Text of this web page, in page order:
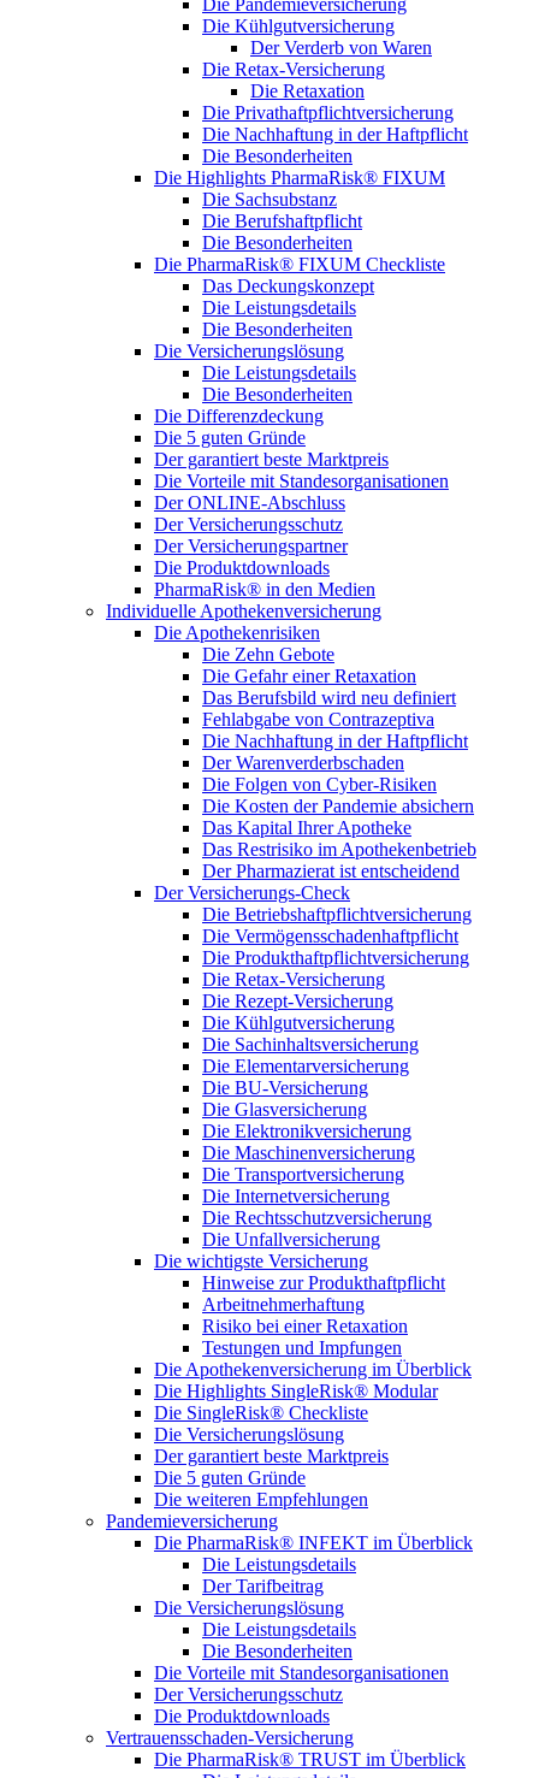
Die Pandemieversicherung
Die Kühlgutversicherung
Der Verderb von Waren
Die Retax-Versicherung
Die Retaxation
Die Privathaftpflichtversicherung
Die Nachhaftung in der Haftpflicht
Die Besonderheiten
Die Highlights PharmaRisk® FIXUM
Die Sachsubstanz
Die Berufshaftpflicht
Die Besonderheiten
Die PharmaRisk® FIXUM Checkliste
Das Deckungskonzept
Die Leistungsdetails
Die Besonderheiten
Die Versicherungslösung
Die Leistungsdetails
Die Besonderheiten
Die Differenzdeckung
Die 5 guten Gründe
Der garantiert beste Marktpreis
Die Vorteile mit Standesorganisationen
Der ONLINE-Abschluss
Der Versicherungsschutz
Der Versicherungspartner
Die Produktdownloads
PharmaRisk® in den Medien
Individuelle Apothekenversicherung
Die Apothekenrisiken
Die Zehn Gebote
Die Gefahr einer Retaxation
Das Berufsbild wird neu definiert
Fehlabgabe von Contrazeptiva
Die Nachhaftung in der Haftpflicht
Der Warenverderbschaden
Die Folgen von Cyber-Risiken
Die Kosten der Pandemie absichern
Das Kapital Ihrer Apotheke
Das Restrisiko im Apothekenbetrieb
Der Pharmazierat ist entscheidend
Der Versicherungs-Check
Die Betriebshaftpflichtversicherung
Die Vermögensschadenhaftpflicht
Die Produkthaftpflichtversicherung
Die Retax-Versicherung
Die Rezept-Versicherung
Die Kühlgutversicherung
Die Sachinhaltsversicherung
Die Elementarversicherung
Die BU-Versicherung
Die Glasversicherung
Die Elektronikversicherung
Die Maschinenversicherung
Die Transportversicherung
Die Internetversicherung
Die Rechtsschutzversicherung
Die Unfallversicherung
Die wichtigste Versicherung
Hinweise zur Produkthaftpflicht
Arbeitnehmerhaftung
Risiko bei einer Retaxation
Testungen und Impfungen
Die Apothekenversicherung im Überblick
Die Highlights SingleRisk® Modular
Die SingleRisk® Checkliste
Die Versicherungslösung
Der garantiert beste Marktpreis
Die 5 guten Gründe
Die weiteren Empfehlungen
Pandemieversicherung
Die PharmaRisk® INFEKT im Überblick
Die Leistungsdetails
Der Tarifbeitrag
Die Versicherungslösung
Die Leistungsdetails
Die Besonderheiten
Die Vorteile mit Standesorganisationen
Der Versicherungsschutz
Die Produktdownloads
Vertrauensschaden-Versicherung
Die PharmaRisk® TRUST im Überblick